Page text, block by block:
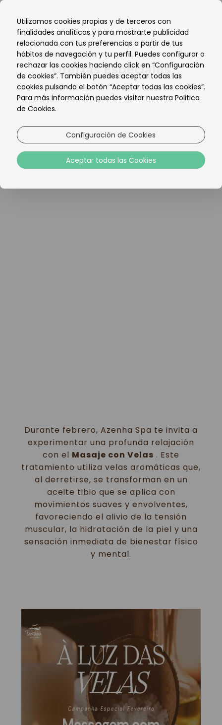
Ofertas Especiales
Durante febrero, Azenha Spa te invita a
experimentar una profunda relajación
con el Masaje con Velas . Este
tratamiento utiliza velas aromáticas que,
al derretirse, se transforman en un
aceite tibio que se aplica con
movimientos suaves y envolventes,
favoreciendo el alivio de la tensión
muscular, la hidratación de la piel y una
sensación inmediata de bienestar físico
y mental.
Utilizamos cookies propias y de terceros con
finalidades analíticas y para mostrarte publicidad
relacionada con tus preferencias a partir de tus
hábitos de navegación y tu perfil. Puedes configurar o
rechazar las cookies haciendo click en “Configuración
de cookies”. También puedes aceptar todas las
cookies pulsando el botón “Aceptar todas las cookies”.
Para más información puedes visitar nuestra Politica
de Cookies.
Configuración de Cookies
Aceptar todas las Cookies